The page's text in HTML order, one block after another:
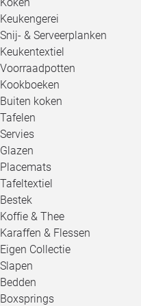
Keukengerei
Snij- & Serveerplanken
Keukentextiel
Voorraadpotten
Kookboeken
Buiten koken
Tafelen
Servies
Glazen
Placemats
Tafeltextiel
Bestek
Koffie & Thee
Karaffen & Flessen
Eigen Collectie
Slapen
Bedden
Boxsprings